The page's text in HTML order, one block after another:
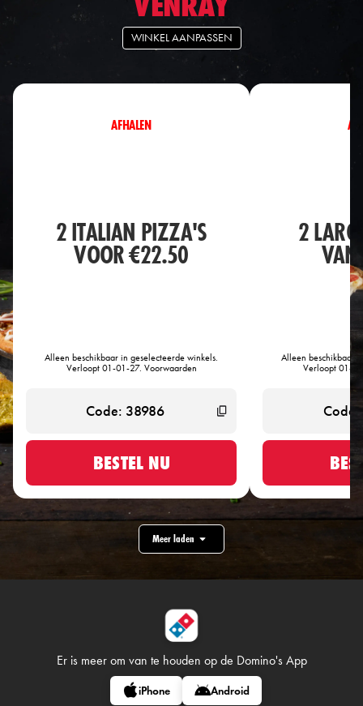
WINKEL AANPASSEN
AFHALEN
2 ITALIAN PIZZA'S
VOOR €22.50
Alleen beschikbaar in geselecteerde winkels.
Verloopt 01-01-27. Voorwaarden
BESTEL NU
2
Alleen beschikbaar
Verloopt 01-
Meer laden
Er is meer om van te houden op de Domino's App
iPhone Android